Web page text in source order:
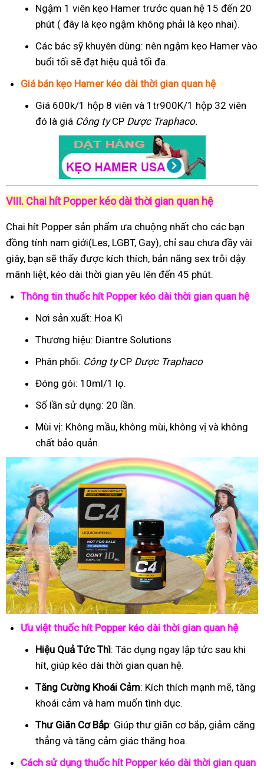
Ngậm 1 viên kẹo Hamer trước quan hệ 15 đến 20
phút ( đây là kẹo ngậm không phải là kẹo nhai).
Các bác sỹ khuyên dùng: nên ngậm kẹo Hamer vào
buổi tối sẽ đạt hiệu quả tối đa.
Giá bán kẹo Hamer kéo dài thời gian quan hệ
Giá 600k/1 hộp 8 viên và 1tr900K/1 hộp 32 viên
đó là giá Công tyCP Dược Traphaco.
VIII. Chai hít Popper kéo dài thời gian quan hệ
Chai hít Popper sản phẩm ưa chuộng nhất cho các bạn
đồng tính nam giới(Les, LGBT, Gay), chỉ sau chưa đầy vài
giây, bạn sẽ thấy được kích thích, bản năng sex trỗi dậy
mãnh liệt, kéo dài thời gian yêu lên đến 45 phút.
Thông tin thuốc hít Popper kéo dài thời gian quan hệ
Nơi sản xuất: Hoa Kì
Thương hiệu: Diantre Solutions
Phân phối: Công tyCP Dược Traphaco
Đóng gói: 10ml/1 lọ.
Số lần sử dụng: 20 lần.
Mùi vị: Không mầu, không mùi, không vị và không
chất bảo quản.
Ưu việt thuốc hít Popper kéo dài thời gian quan hệ
Hiệu Quả Tức Thì: Tác dụng ngay lập tức sau khi
hít, giúp kéo dài thời gian quan hệ.
Tăng Cường Khoái Cảm: Kích thích mạnh mẽ, tăng
khoái cảm và ham muốn tình dục.
Thư Giãn Cơ Bắp: Giúp thư giãn cơ bắp, giảm căng
thẳng và tăng cảm giác thăng hoa.
Cách sử dụng thuốc hít Popper kéo dài thời gian quan